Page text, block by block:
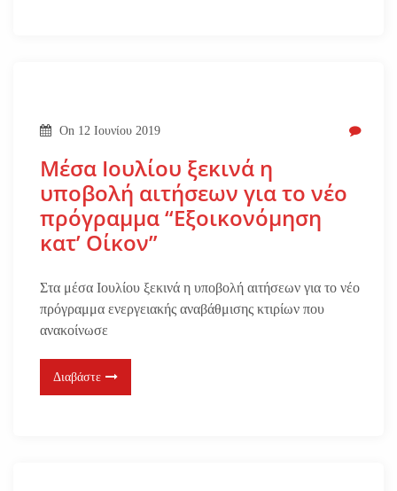
On 12 Ιουνίου 2019
Μέσα Ιουλίου ξεκινά η
υποβολή αιτήσεων για το νέο
πρόγραμμα “Εξοικονόμηση
κατ’ Οίκον”
Στα μέσα Ιουλίου ξεκινά η υποβολή αιτήσεων για το νέο
πρόγραμμα ενεργειακής αναβάθμισης κτιρίων που
ανακοίνωσε
Διαβάστε